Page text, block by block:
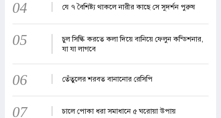
04 যে ৭ বৈশিষ্ট্য থাকলে নারীর কাছে সে সুদর্শন পুরুষ
05
চুল সিল্কি করতে কলা দিয়ে বানিয়ে ফেলুন কন্ডিশনার,
যা যা লাগবে
06 তেঁতুলের শরবত বানানোর রেসিপি
07 চালে পোকা ধরা সমাধানে ৫ ঘরোয়া উপায়